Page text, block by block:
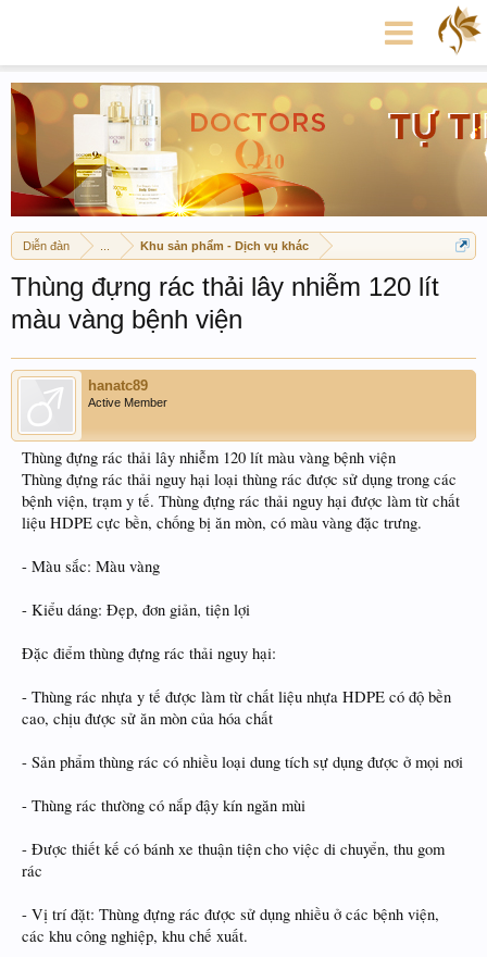
Diễn đàn Khu sản phẩm - Dịch vụ khác
Thùng đựng rác thải lây nhiễm 120 lít
màu vàng bệnh viện
hanatc89
Active Member
Thùng đựng rác thải lây nhiễm 120 lít màu vàng bệnh viện
Thùng đựng rác thải nguy hại loại thùng rác được sử dụng trong các
bệnh viện, trạm y tế. Thùng đựng rác thải nguy hại được làm từ chất
liệu HDPE cực bền, chống bị ăn mòn, có màu vàng đặc trưng.
- Màu sắc: Màu vàng
- Kiểu dáng: Đẹp, đơn giản, tiện lợi
Đặc điểm thùng đựng rác thải nguy hại:
- Thùng rác nhựa y tế được làm từ chất liệu nhựa HDPE có độ bền
cao, chịu được sử ăn mòn của hóa chất
- Sản phẩm thùng rác có nhiều loại dung tích sự dụng được ở mọi nơi
- Thùng rác thường có nắp đậy kín ngăn mùi
- Được thiết kế có bánh xe thuận tiện cho việc di chuyển, thu gom
rác
- Vị trí đặt: Thùng đựng rác được sử dụng nhiều ở các bệnh viện,
các khu công nghiệp, khu chế xuất.